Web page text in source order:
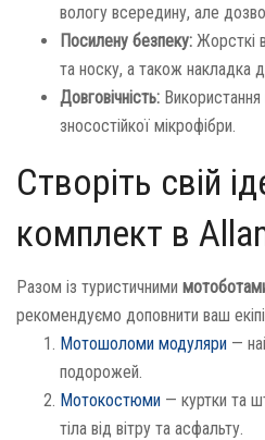
вологу всередину, але
Посилену безпеку: Жорсткі
та носку, а також накладка
Довговічність:
зносостійкої мікрофібри.
Створіть свій
комплект в
Разом із туристичними
рекомендуємо доповнити ваш
Мотошоломи модуляри —
подорожей.
Мотокостюми — куртки та
тіла від вітру та асфальту.